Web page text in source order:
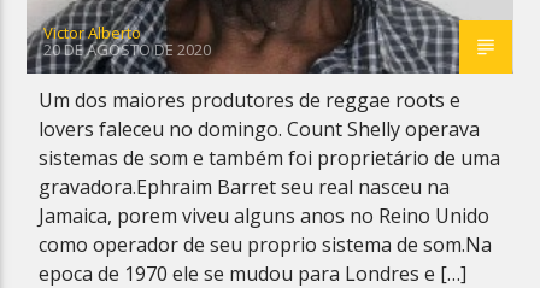
Victor Alberto
20 DE AGOSTO DE 2020
Um dos maiores produtores de reggae roots e
lovers faleceu no domingo. Count Shelly operava
sistemas de som e também foi proprietário de uma
gravadora.Ephraim Barret seu real nasceu na
Jamaica, porem viveu alguns anos no Reino Unido
como operador de seu proprio sistema de som.Na
epoca de 1970 ele se mudou para Londres e […]